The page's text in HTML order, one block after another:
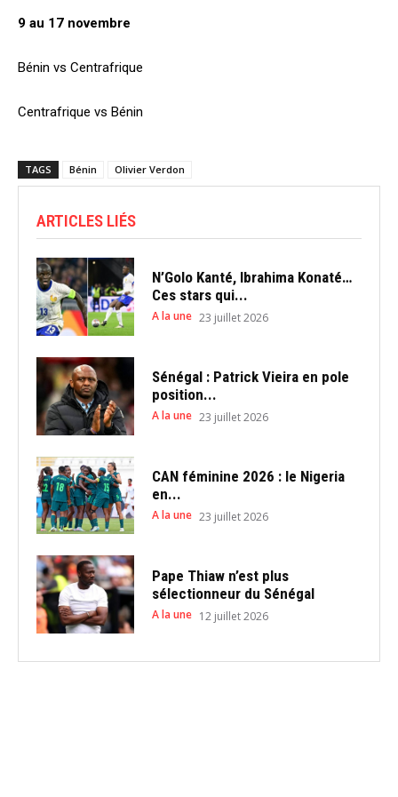
9 au 17 novembre
Bénin vs Centrafrique
Centrafrique vs Bénin
TAGS Bénin Olivier Verdon
ARTICLES LIÉS
N’Golo Kanté, Ibrahima Konaté…
Ces stars qui...
A la une 23 juillet 2026
Sénégal : Patrick Vieira en pole
position...
A la une 23 juillet 2026
CAN féminine 2026 : le Nigeria
en...
A la une 23 juillet 2026
Pape Thiaw n’est plus
sélectionneur du Sénégal
A la une 12 juillet 2026